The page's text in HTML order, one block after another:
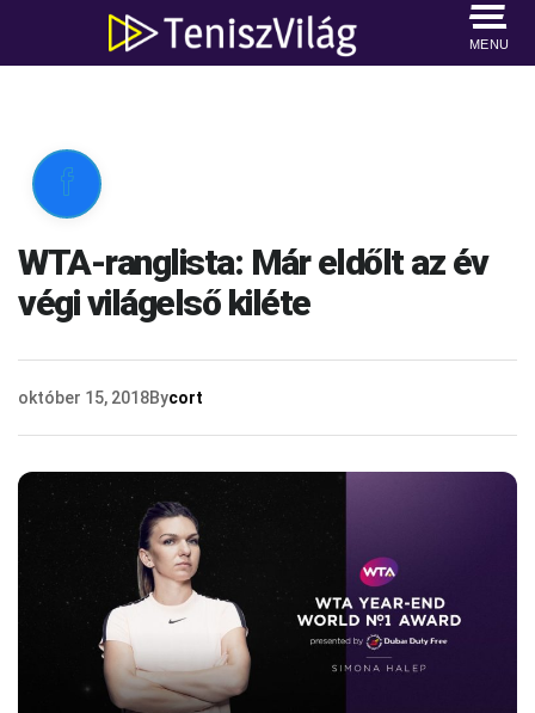
MENU

WTA-ranglista: Már eldőlt az év
végi világelső kiléte
október 15, 2018Bycort